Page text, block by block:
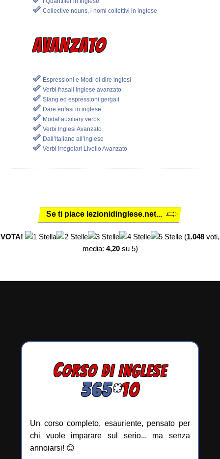
Collective nouns, i nomi collettivi in inglese
AVANZATO
Espressioni e Modi di dire inglesi
Verbi frasali inglese avanzato
Slang ed espressioni gergali
Dare enfasi in inglese
Modal auxiliary verbs
Verbi Inglesi Avanzato
Dall’Italiano all’inglese
Verbi Irregolari Livello Avanzato
Se ti piace lezionidinglese.net...
VOTA! (1.048 voti,
media: 4,20su 5)
CORSO DI INGLESE
365*10
Un corso completo, esauriente, pensato per
chi vuole imparare sul serio... ma senza
annoiarsi! 😊